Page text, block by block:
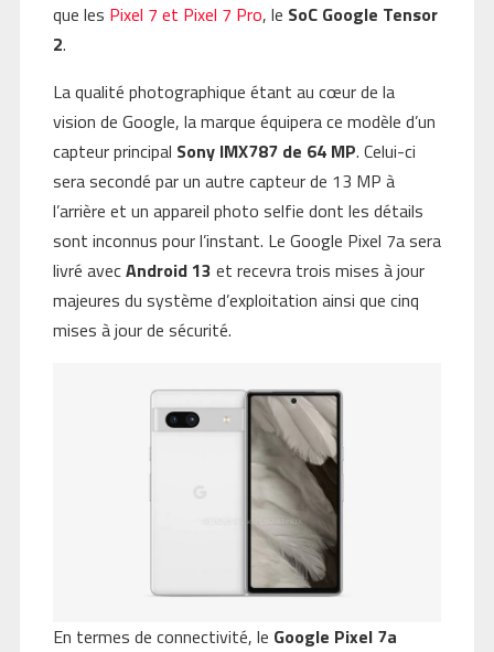
que les Pixel 7 et Pixel 7 Pro, le SoC Google Tensor
2.
La qualité photographique étant au cœur de la
vision de Google, la marque équipera ce modèle d’un
capteur principal Sony IMX787 de 64 MP. Celui-ci
sera secondé par un autre capteur de 13 MP à
l’arrière et un appareil photo selfie dont les détails
sont inconnus pour l’instant. Le Google Pixel 7a sera
livré avecAndroid 13 et recevra trois mises à jour
majeures du système d’exploitation ainsi que cinq
mises à jour de sécurité.
En termes de connectivité, le Google Pixel 7a